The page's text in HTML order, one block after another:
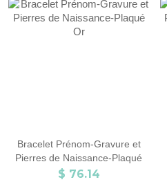
Bracelet Prénom-Gravure et
Pierres de Naissance-Plaqué
Or
$ 76.14